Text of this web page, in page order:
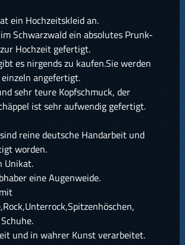
ein Hochzeitskleid an.
Schwarzwald ein absolutes Prunk-
Hochzeit gefertigt.
es nirgends zu kaufen.Sie werden
angefertigt.
sehr teure Kopfschmuck, der
ist sehr aufwendig gefertigt.
reine deutsche Handarbeit und
worden.
Unikat.
eine Augenweide.
und in wahrer Kunst verarbeitet.